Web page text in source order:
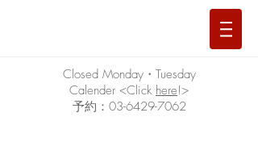
Closed Monday・Tuesday
Calender <Click here!>
予約：03-6429-7062